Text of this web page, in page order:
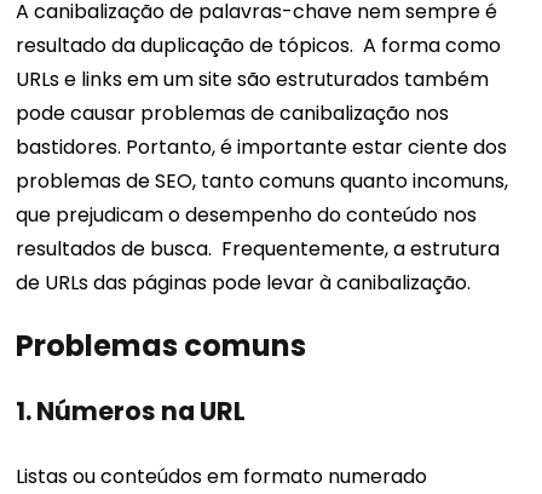
A canibalização de palavras-chave nem sempre é
resultado da duplicação de tópicos. A forma como
URLs e links em um site são estruturados também
pode causar problemas de canibalização nos
bastidores. Portanto, é importante estar ciente dos
problemas de SEO, tanto comuns quanto incomuns,
que prejudicam o desempenho do conteúdo nos
resultados de busca. Frequentemente, a estrutura
de URLs das páginas pode levar à canibalização.
Problemas comuns
1. Números na URL
Listas ou conteúdos em formato numerado